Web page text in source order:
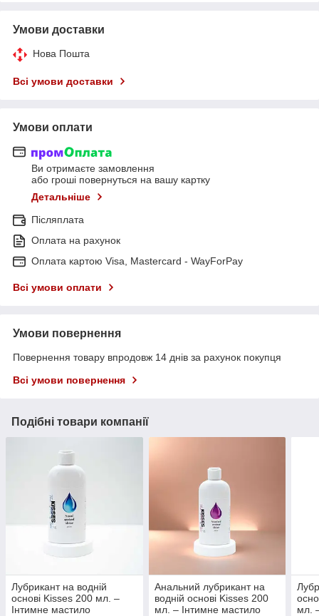
Умови доставки
Нова Пошта
Всі умови доставки
Умови оплати
Ви отримаєте замовлення
або гроші повернуться на вашу картку
Детальніше
Післяплата
Оплата на рахунок
Оплата картою Visa, Mastercard - WayForPay
Всі умови оплати
Умови повернення
Повернення товару впродовж 14 днів за рахунок покупця
Всі умови повернення
Подібні товари компанії
Лубрикант на водній
основі Kisses 200 мл. –
Інтимне мастило
Анальний лубрикант на
водній основі Kisses 200
мл. – Інтимне мастило
мл.